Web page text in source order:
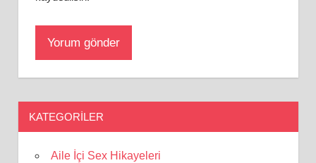
KATEGORILER
Aile İçi Sex Hikayeleri